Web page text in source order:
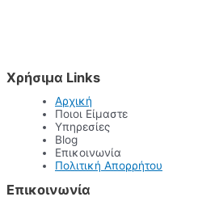
Χρήσιμα Links
Αρχική
Ποιοι Είμαστε
Υπηρεσίες
Blog
Επικοινωνία
Πολιτική Απορρήτου
Επικοινωνία